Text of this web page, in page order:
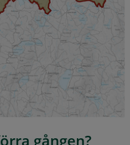
gången?